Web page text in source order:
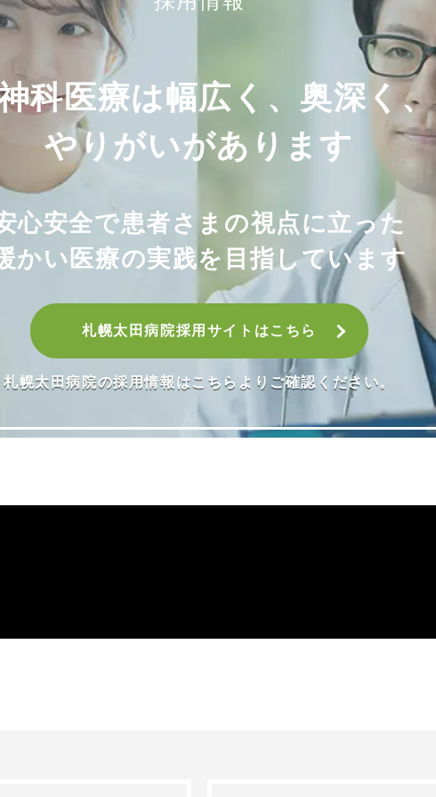
科医療は幅広く、奥深く、
やりがいがあります
心安全で患者さまの視点に立った
かい医療の実践を目指しています
札幌太田病院採用サイトはこちら
札幌太田病院の採用情報はこちらよりご確認ください。